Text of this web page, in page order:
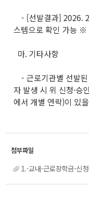
- [선발결과] 2026.
스템으로 확인 가능 ※
마. 기타사항
- 근로기관별 선발
자 발생 시 위 신청·승
에서 개별 연락)이 있
1.-교내-근로장학금-신